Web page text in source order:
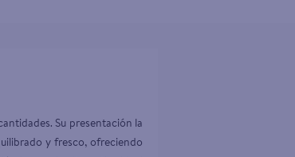
Su presentación la
y fresco, ofreciendo